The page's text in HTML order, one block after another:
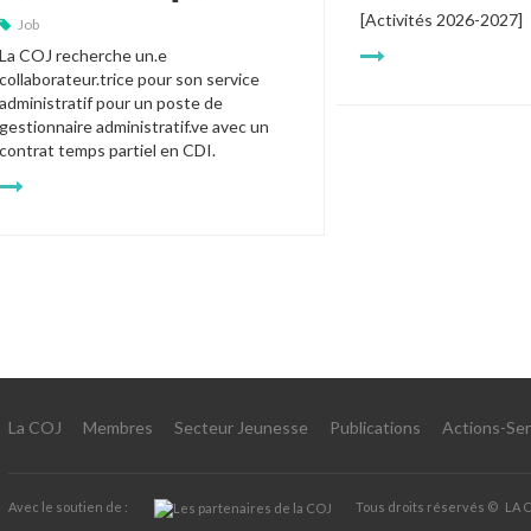
Job
La COJ recherche un.e
collaborateur.trice pour son service
administratif pour un poste de
gestionnaire administratif.ve avec un
contrat temps partiel en CDI.
[Activités 2026-2027]
La COJ Membres Secteur Jeunesse Publications Actions-
Avec le soutien de : Tous droits réservés © LA